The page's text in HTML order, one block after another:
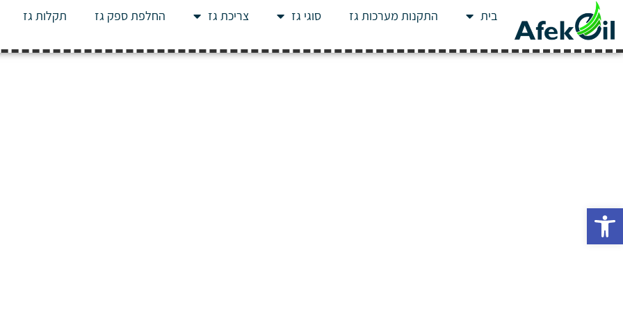
פתח סרגל נגישות
בית התקנות מערכות גז סוגי גז צריכת גז החלפת ספק גז תקלות גז